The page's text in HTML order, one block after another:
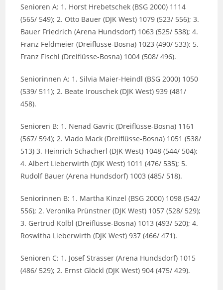
Senioren A: 1. Horst Hrebetschek (BSG 2000) 1114
(565/ 549); 2. Otto Bauer (DJK West) 1079 (523/ 556); 3.
Bauer Friedrich (Arena Hundsdorf) 1063 (525/ 538); 4.
Franz Feldmeier (Dreiflüsse-Bosna) 1023 (490/ 533); 5.
Franz Fischl (Dreiflüsse-Bosna) 1004 (508/ 496).
Seniorinnen A: 1. Silvia Maier-Heindl (BSG 2000) 1050
(539/ 511); 2. Beate Irouschek (DJK West) 939 (481/
458).
Senioren B: 1. Nenad Gavric (Dreiflüsse-Bosna) 1161
(567/ 594); 2. Vlado Mack (Dreiflüsse-Bosna) 1051 (538/
513) 3. Heinrich Schacherl (DJK West) 1048 (544/ 504);
4. Albert Lieberwirth (DJK West) 1011 (476/ 535); 5.
Rudolf Bauer (Arena Hundsdorf) 1003 (485/ 518).
Seniorinnen B: 1. Martha Kinzel (BSG 2000) 1098 (542/
556); 2. Veronika Prünstner (DJK West) 1057 (528/ 529);
3. Gertrud Kölbl (Dreiflüsse-Bosna) 1013 (493/ 520); 4.
Roswitha Lieberwirth (DJK West) 937 (466/ 471).
Senioren C: 1. Josef Strasser (Arena Hundsdorf) 1015
(486/ 529); 2. Ernst Glöckl (DJK West) 904 (475/ 429).